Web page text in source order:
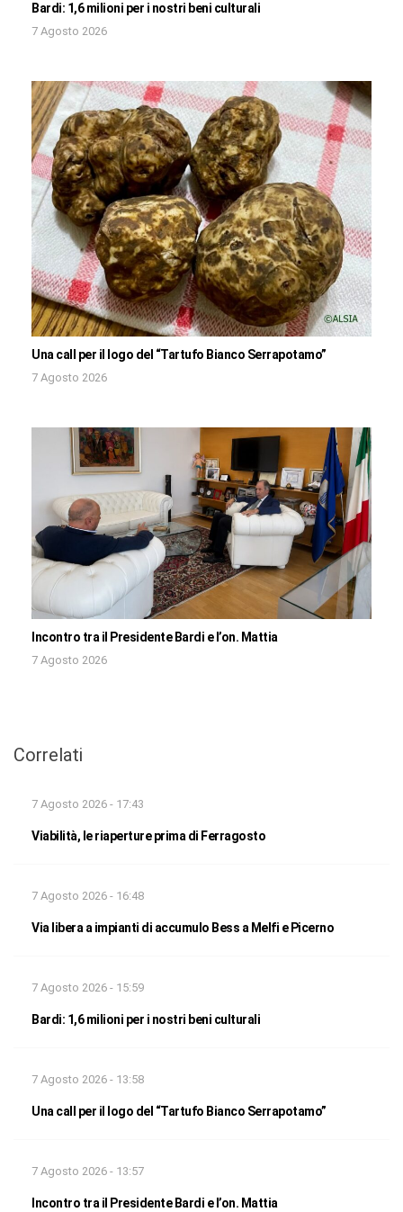
Bardi: 1,6 milioni per i nostri beni culturali
7 Agosto 2026
Una call per il logo del “Tartufo Bianco Serrapotamo”
7 Agosto 2026
Incontro tra il Presidente Bardi e l’on. Mattia
7 Agosto 2026
Correlati
7 Agosto 2026 - 17:43
Viabilità, le riaperture prima di Ferragosto
7 Agosto 2026 - 16:48
Via libera a impianti di accumulo Bess a Melfi e Picerno
7 Agosto 2026 - 15:59
Bardi: 1,6 milioni per i nostri beni culturali
7 Agosto 2026 - 13:58
Una call per il logo del “Tartufo Bianco Serrapotamo”
7 Agosto 2026 - 13:57
Incontro tra il Presidente Bardi e l’on. Mattia